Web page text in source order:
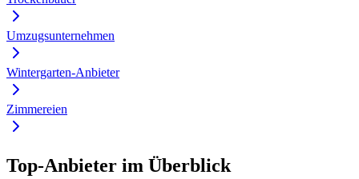
Umzugsunternehmen
Wintergarten-Anbieter
Zimmereien
Top-Anbieter im Überblick